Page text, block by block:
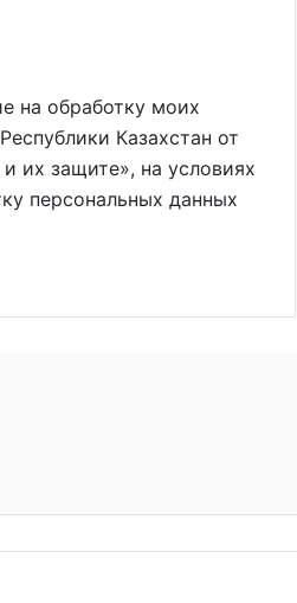
на обработку моих
Казахстан от
их защите», на условиях
персональных данных